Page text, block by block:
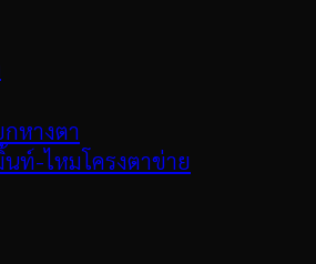
หางตา
ท์-ไหมโครงตาข่าย